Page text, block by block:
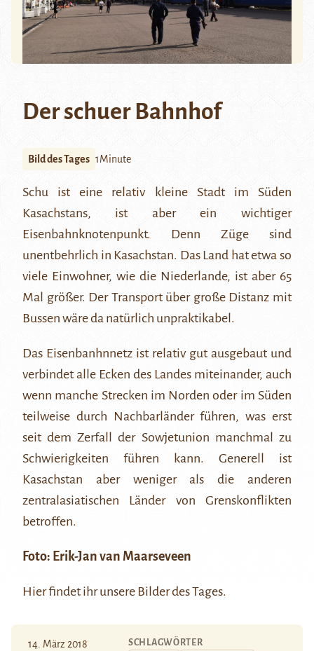
Der schuer Bahnhof
Bild des Tages 1Minute
Schu ist eine relativ kleine Stadt im Süden
Kasachstans, ist aber ein wichtiger
Eisenbahnknotenpunkt. Denn Züge sind
unentbehrlich in Kasachstan. Das Land hat etwa so
viele Einwohner, wie die Niederlande, ist aber 65
Mal größer. Der Transport über große Distanz mit
Bussen wäre da natürlich unpraktikabel.
Das Eisenbanhnnetz ist relativ gut ausgebaut und
verbindet alle Ecken des Landes miteinander, auch
wenn manche Strecken im Norden oder im Süden
teilweise durch Nachbarländer führen, was erst
seit dem Zerfall der Sowjetunion manchmal zu
Schwierigkeiten führen kann. Generell ist
Kasachstan aber weniger als die anderen
zentralasiatischen Länder von Grenskonflikten
betroffen.
Foto: Erik-Jan van Maarseveen
Hierfindet ihr unsere Bilder des Tages.
14. März 2018 SCHLAGWÖRTER